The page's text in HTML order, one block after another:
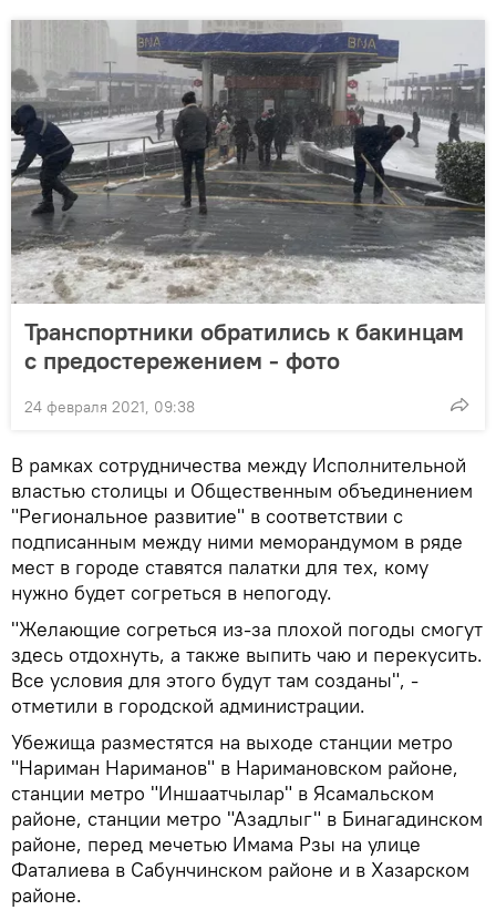
Транспортники обратились к бакинцам
с предостережением - фото
24 февраля 2021, 09:38
В рамках сотрудничества между Исполнительной
властью столицы и Общественным объединением
"Региональное развитие" в соответствии с
подписанным между ними меморандумом в ряде
мест в городе ставятся палатки для тех, кому
нужно будет согреться в непогоду.
"Желающие согреться из-за плохой погоды смогут
здесь отдохнуть, а также выпить чаю и перекусить.
Все условия для этого будут там созданы", -
отметили в городской администрации.
Убежища разместятся на выходе станции метро
"Нариман Нариманов" в Наримановском районе,
станции метро "Иншаатчылар" в Ясамальском
районе, станции метро "Азадлыг" в Бинагадинском
районе, перед мечетью Имама Рзы на улице
Фаталиева в Сабунчинском районе и в Хазарском
районе.